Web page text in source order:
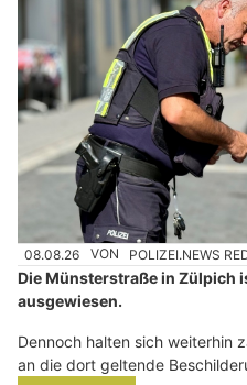
08.08.26 VON POLIZEI.NEWS
Die Münsterstraße in Zülpich
ausgewiesen.
Dennoch halten sich weiterhin
an die dort geltende